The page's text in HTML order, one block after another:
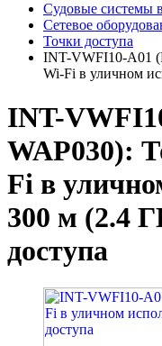
Судовые системы
Сетевое
Точки доступа
INT-VWFI10-A01
Wi-Fi в уличном
INT-
WAP030):
Fi в
300 м (2.4
доступа